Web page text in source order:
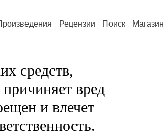
Рецензии Поиск Магазин
средств,
вред
и влечет